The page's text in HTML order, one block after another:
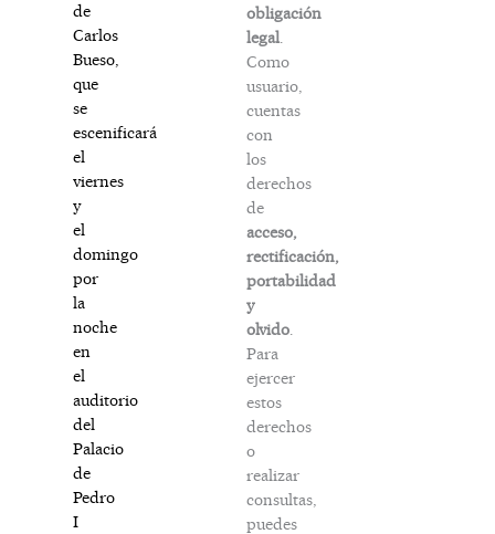
de
Carlos
Bueso,
que
se
escenificará
el
viernes
y
el
domingo
por
la
noche
en
el
auditorio
del
Palacio
de
Pedro
I
obligación
legal
Como
usuario,
cuentas
con
los
derechos
de
acceso,
rectificación,
portabilidad
y
olvido
Para
ejercer
estos
derechos
o
realizar
consultas,
puedes